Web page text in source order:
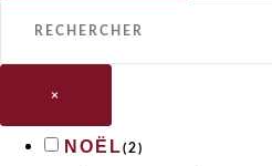
×
NOËL(2)